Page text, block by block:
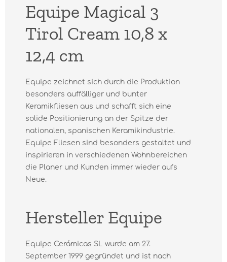
Equipe Magical 3
Tirol Cream 10,8 x
12,4 cm
Equipe zeichnet sich durch die Produktion
besonders auffälliger und bunter
Keramikfliesen aus und schafft sich eine
solide Positionierung an der Spitze der
nationalen, spanischen Keramikindustrie.
Equipe Fliesen sind besonders gestaltet und
inspirieren in verschiedenen Wohnbereichen
die Planer und Kunden immer wieder aufs
Neue.
Hersteller Equipe
Equipe Cerámicas SL wurde am 27.
September 1999 gegründet und ist nach